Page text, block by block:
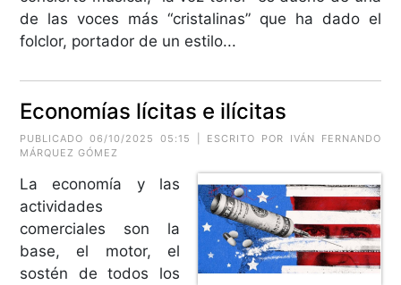
de las voces más “cristalinas” que ha dado el
folclor, portador de un estilo...
Economías lícitas e ilícitas
PUBLICADO 06/10/2025 05:15 | ESCRITO POR IVÁN FERNANDO
MÁRQUEZ GÓMEZ
La economía y las
actividades
comerciales son la
base, el motor, el
sostén de todos los